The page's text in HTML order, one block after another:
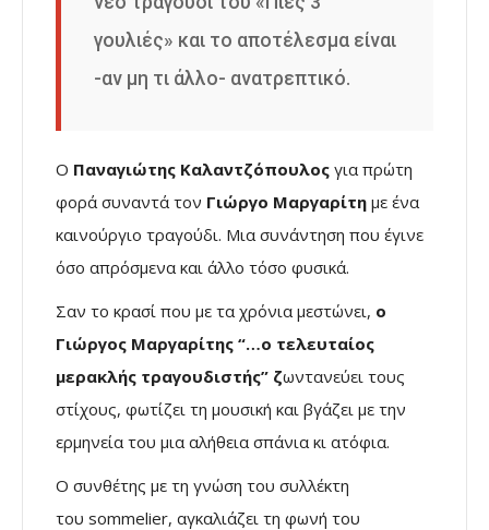
γουλιές» και το αποτέλεσμα είναι
-αν μη τι άλλο- ανατρεπτικό.
Ο Παναγιώτης Καλαντζόπουλος για πρώτη
φορά συναντά τον Γιώργο Μαργαρίτη με ένα
καινούργιο τραγούδι. Μια συνάντηση που έγινε
όσο απρόσμενα και άλλο τόσο φυσικά.
Σαν το κρασί που με τα χρόνια μεστώνει, ο
Γιώργος Μαργαρίτης “…ο τελευταίος
μερακλής τραγουδιστής” ζωντανεύει τους
στίχους, φωτίζει τη μουσική και βγάζει με την
ερμηνεία του μια αλήθεια σπάνια κι ατόφια.
Ο συνθέτης με τη γνώση του συλλέκτη
του sommelier, αγκαλιάζει τη φωνή του